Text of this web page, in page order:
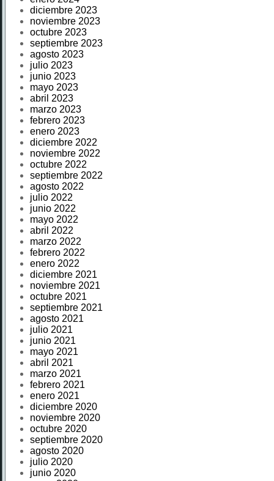
diciembre 2023
noviembre 2023
octubre 2023
septiembre 2023
agosto 2023
julio 2023
junio 2023
mayo 2023
abril 2023
marzo 2023
febrero 2023
enero 2023
diciembre 2022
noviembre 2022
octubre 2022
septiembre 2022
agosto 2022
julio 2022
junio 2022
mayo 2022
abril 2022
marzo 2022
febrero 2022
enero 2022
diciembre 2021
noviembre 2021
octubre 2021
septiembre 2021
agosto 2021
julio 2021
junio 2021
mayo 2021
abril 2021
marzo 2021
febrero 2021
enero 2021
diciembre 2020
noviembre 2020
octubre 2020
septiembre 2020
agosto 2020
julio 2020
junio 2020